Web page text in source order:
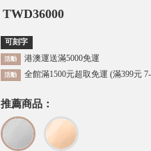
TWD36000
可刻字
活動 港澳運送滿5000免運
活動 全館滿1500元超取免運 (滿399元
推薦商品：